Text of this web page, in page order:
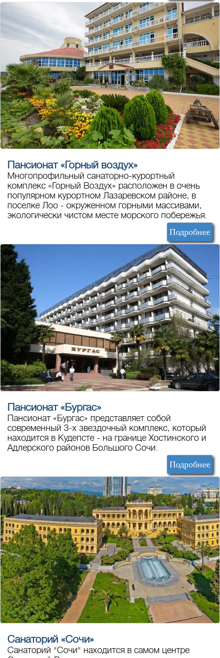
Пансионат «Горный воздух»
Многопрофильный санаторно-курортный
комплекс «Горный Воздух» расположен в очень
популярном курортном Лазаревском районе, в
поселке Лоо - окруженном горными массивами,
экологически чистом месте морского побережья.
Подробнее
Пансионат «Бургас»
Пансионат «Бургас» представляет собой
современный 3-х звездочный комплекс, который
находится в Кудепсте - на границе Хостинского и
Адлерского районов Большого Сочи.
Подробнее
Санаторий «Сочи»
Санаторий "Сочи" находится в самом центре